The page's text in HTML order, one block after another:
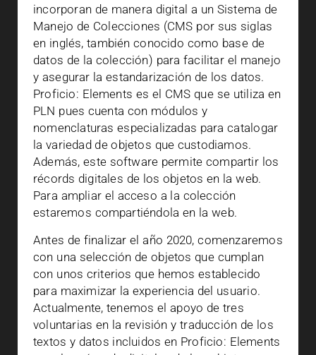
incorporan de manera digital a un Sistema de
Manejo de Colecciones (CMS por sus siglas
en inglés, también conocido como base de
datos de la colección) para facilitar el manejo
y asegurar la estandarización de los datos.
Proficio: Elements es el CMS que se utiliza en
PLN pues cuenta con módulos y
nomenclaturas especializadas para catalogar
la variedad de objetos que custodiamos.
Además, este software permite compartir los
récords digitales de los objetos en la web.
Para ampliar el acceso a la colección
estaremos compartiéndola en la web.
Antes de finalizar el año 2020, comenzaremos
con una selección de objetos que cumplan
con unos criterios que hemos establecido
para maximizar la experiencia del usuario.
Actualmente, tenemos el apoyo de tres
voluntarias en la revisión y traducción de los
textos y datos incluidos en Proficio: Elements